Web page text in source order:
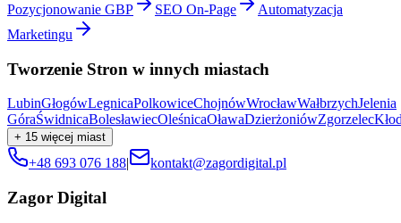
Pozycjonowanie GBP SEO On-Page
Automatyzacja
Marketingu
Tworzenie Stron w innych miastach
LubinGłogówLegnicaPolkowiceChojnówWrocławWałbrzychJelenia
GóraŚwidnicaBolesławiecOleśnicaOławaDzierżoniówZgorzelec
+ 15 więcej miast
+48 693 076 188| kontakt@zagordigital.pl
Zagor Digital